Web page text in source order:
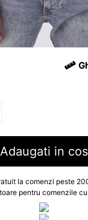
Adaugati in cos
la comenzi peste
pentru comenzile